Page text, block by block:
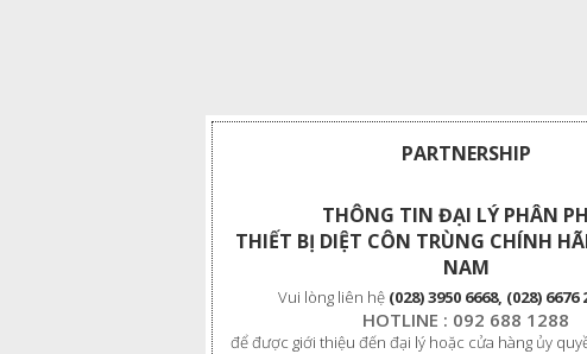
PARTNERSHIP
THÔNG TIN ĐẠI LÝ PHÂN
THIẾT BỊ DIỆT CÔN TRÙNG CHÍNH
NAM
Vui lòng liên hệ (028) 3950 6668, (028) 6676
HOTLINE : 092 688 1288
để được giới thiệu đến đại lý hoặc cửa hàng ủy